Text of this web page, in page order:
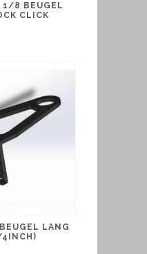
1/8 BEUGEL
CLICK
LANG